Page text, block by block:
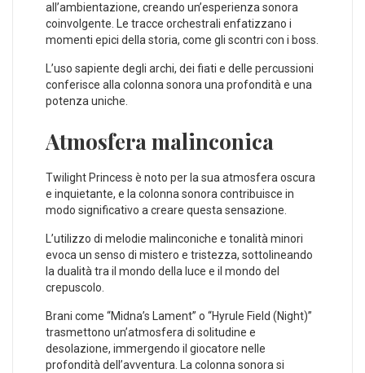
all’ambientazione, creando un’esperienza sonora
coinvolgente. Le tracce orchestrali enfatizzano i
momenti epici della storia, come gli scontri con i boss.
L’uso sapiente degli archi, dei fiati e delle percussioni
conferisce alla colonna sonora una profondità e una
potenza uniche.
Atmosfera malinconica
Twilight Princess è noto per la sua atmosfera oscura
e inquietante, e la colonna sonora contribuisce in
modo significativo a creare questa sensazione.
L’utilizzo di melodie malinconiche e tonalità minori
evoca un senso di mistero e tristezza, sottolineando
la dualità tra il mondo della luce e il mondo del
crepuscolo.
Brani come “Midna’s Lament” o “Hyrule Field (Night)”
trasmettono un’atmosfera di solitudine e
desolazione, immergendo il giocatore nelle
profondità dell’avventura. La colonna sonora si